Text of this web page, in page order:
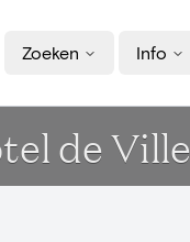
Zoeken Info
de Ville